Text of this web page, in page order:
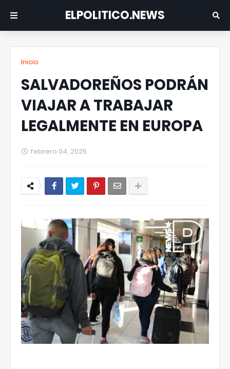
ELPOLITICO.NEWS
Inicio
SALVADOREÑOS PODRÁN
VIAJAR A TRABAJAR
LEGALMENTE EN EUROPA
febrero 04, 2025